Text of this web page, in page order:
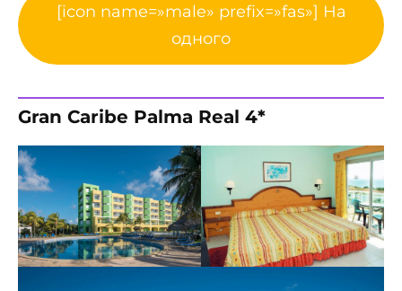
[icon name=»male» prefix=»fas»] На
одного
Gran Caribe Palma Real 4*